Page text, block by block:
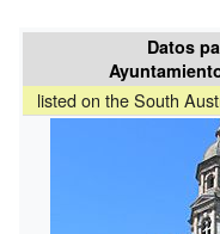
Datos
listed on the South